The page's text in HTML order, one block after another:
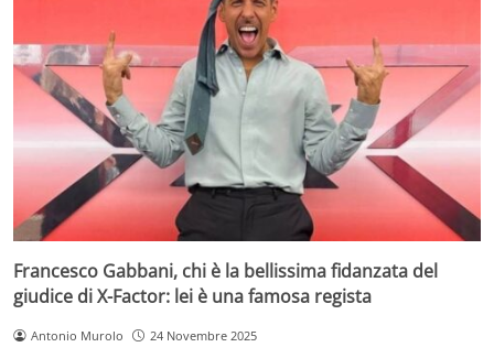
Francesco Gabbani, chi è la bellissima fidanzata del
giudice di X-Factor: lei è una famosa regista
Antonio Murolo 24 Novembre 2025